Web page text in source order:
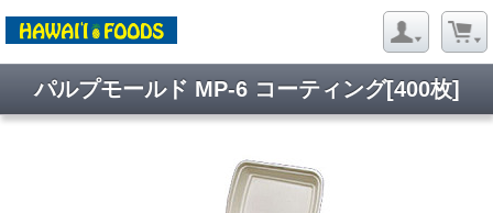
パルプモールド MP-6 コーティング[400枚]